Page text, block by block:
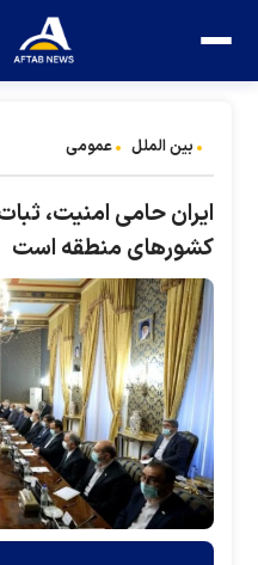
بین الملل عمومی
ایران حامی امنیت،
کشور‌های منطقه است